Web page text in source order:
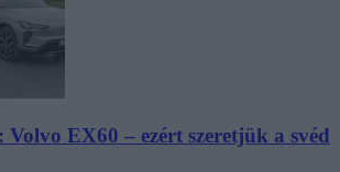
Volvo EX60 – ezért szeretjük a svéd